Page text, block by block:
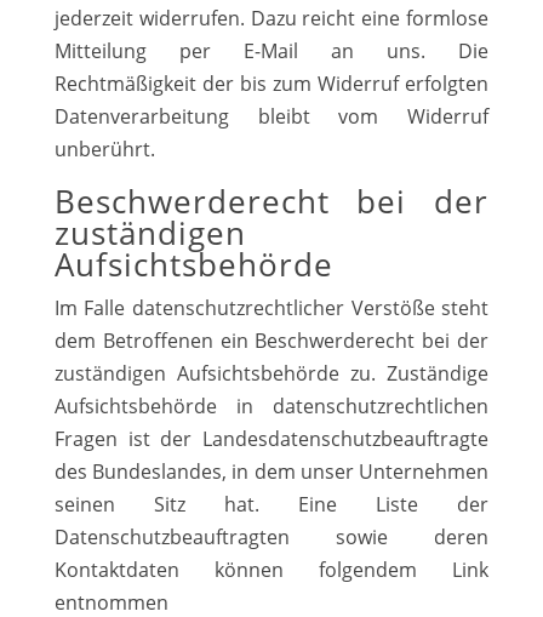
jederzeit widerrufen. Dazu reicht eine formlose
Mitteilung per E-Mail an uns. Die
Rechtmäßigkeit der bis zum Widerruf erfolgten
Datenverarbeitung bleibt vom Widerruf
unberührt.
Beschwerderecht bei der
zuständigen
Aufsichtsbehörde
Im Falle datenschutzrechtlicher Verstöße steht
dem Betroffenen ein Beschwerderecht bei der
zuständigen Aufsichtsbehörde zu. Zuständige
Aufsichtsbehörde in datenschutzrechtlichen
Fragen ist der Landesdatenschutzbeauftragte
des Bundeslandes, in dem unser Unternehmen
seinen Sitz hat. Eine Liste der
Datenschutzbeauftragten sowie deren
Kontaktdaten können folgendem Link
entnommen